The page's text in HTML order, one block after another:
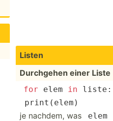
Listen
Durchgehen einer Liste
for elem in liste:
print (­elem)
je nachdem, was elem